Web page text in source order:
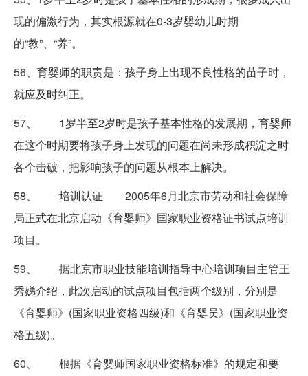
现的偏激行为，其实根源就在0-3岁婴幼儿时期
的“教”、“养”。
56、育婴师的职责是：孩子身上出现不良性格的苗子时，
就应及时纠正。
57、 1岁半至2岁时是孩子基本性格的发展期，育婴师
在这个时期要将孩子身上发现的问题在尚未形成积淀之时
各个击破，把影响孩子的问题从根本上解决。
58、 培训认证 2005年6月北京市劳动和社会保障
局正式在北京启动《育婴师》国家职业资格证书试点培训
项目。
59、 据北京市职业技能培训指导中心培训项目主管王
秀娣介绍，此次启动的试点项目包括两个级别，分别是
《育婴师》(国家职业资格四级)和《育婴员》(国家职业资
格五级)。
60、 根据《育婴师国家职业资格标准》的规定和要